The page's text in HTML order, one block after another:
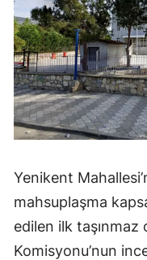
Yenikent
mahsuplaşma
edilen ilk taşınmaz
Komisyonu’nun